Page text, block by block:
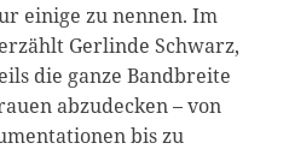
einige zu nennen. Im
Gerlinde Schwarz,
die ganze Bandbreite
abzudecken – von
bis zu